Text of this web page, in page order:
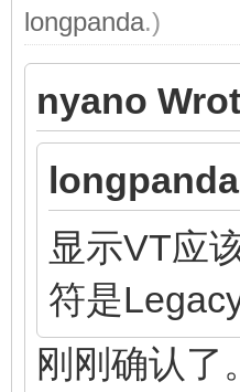
longpanda.)
nyano
显示VT应
符是
刚刚确认了